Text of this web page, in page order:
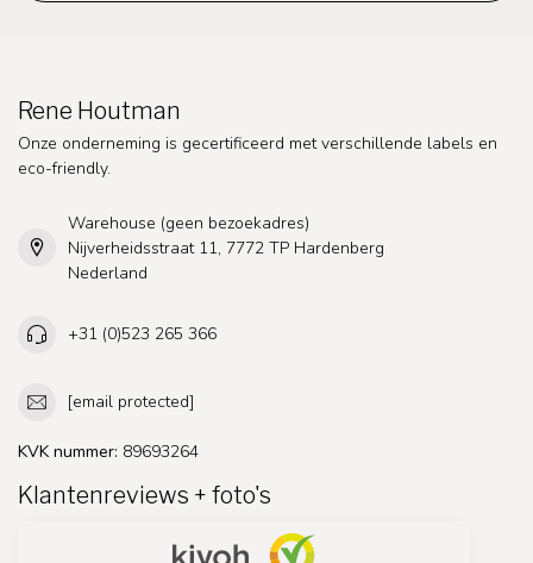
Rene Houtman
Onze onderneming is gecertificeerd met verschillende labels en
eco-friendly.
Warehouse (geen bezoekadres)
Nijverheidsstraat 11, 7772 TP Hardenberg
Nederland
+31 (0)523 265 366
[email protected]
KVK nummer: 89693264
Klantenreviews + foto's